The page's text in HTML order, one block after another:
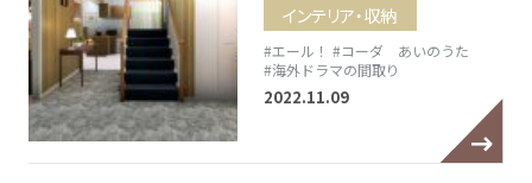
インテリア・収納
#エール！ #コーダ あいのうた
#海外ドラマの間取り
2022.11.09